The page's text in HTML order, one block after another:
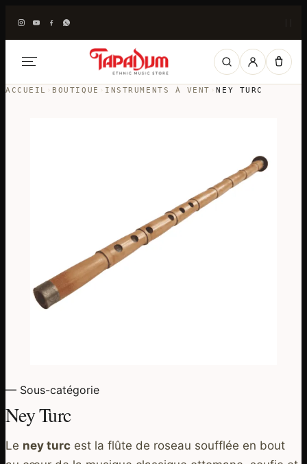
ACCUEIL › BOUTIQUE › INSTRUMENTS À VENT ›NEY TURC
— Sous-catégorie
Ney Turc
Le ney turc est la flûte de roseau soufflée en bout